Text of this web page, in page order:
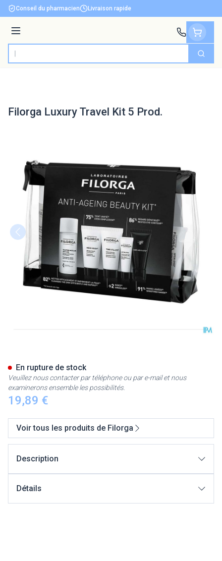
Aller au contenu
Conseil du pharmacien Livraison rapide
Menu
Rechercher
Filorga Luxury Travel Kit 5 Prod.
19,89 €
En rupture de stock
Veuillez nous contacter par téléphone ou par e-mail et nous
examinerons ensemble les possibilités.
Voir tous les produits de Filorga
Description
Détails